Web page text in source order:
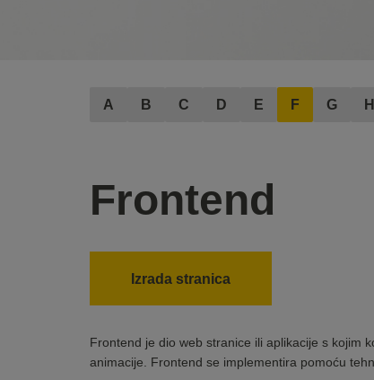
A B C D E F G H
Frontend
Izrada stranica
Frontend je dio web stranice ili aplikacije s kojim
animacije. Frontend se implementira pomoću